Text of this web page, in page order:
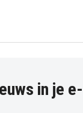
in je